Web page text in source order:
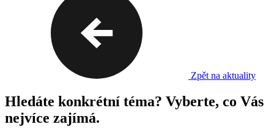
Zpět na aktuality
Hledáte konkrétní téma? Vyberte, co Vás
nejvíce zajímá.